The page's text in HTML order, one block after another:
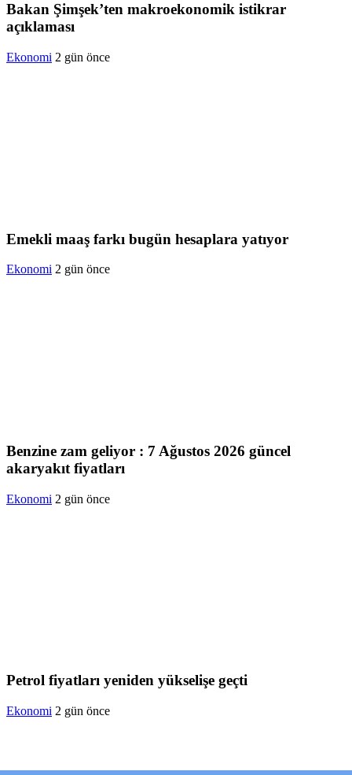
Bakan Şimşek’ten makroekonomik istikrar
açıklaması
Ekonomi 2 gün önce
Emekli maaş farkı bugün hesaplara yatıyor
Ekonomi 2 gün önce
Benzine zam geliyor : 7 Ağustos 2026 güncel
akaryakıt fiyatları
Ekonomi 2 gün önce
Petrol fiyatları yeniden yükselişe geçti
Ekonomi 2 gün önce